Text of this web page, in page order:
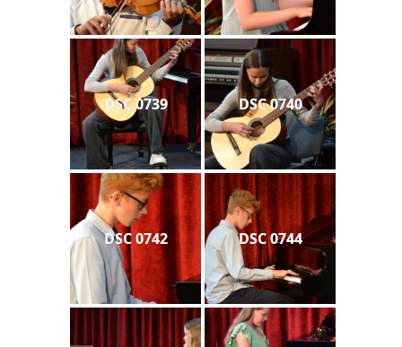
DSC 0739 DSC 0740
DSC 0742 DSC 0744